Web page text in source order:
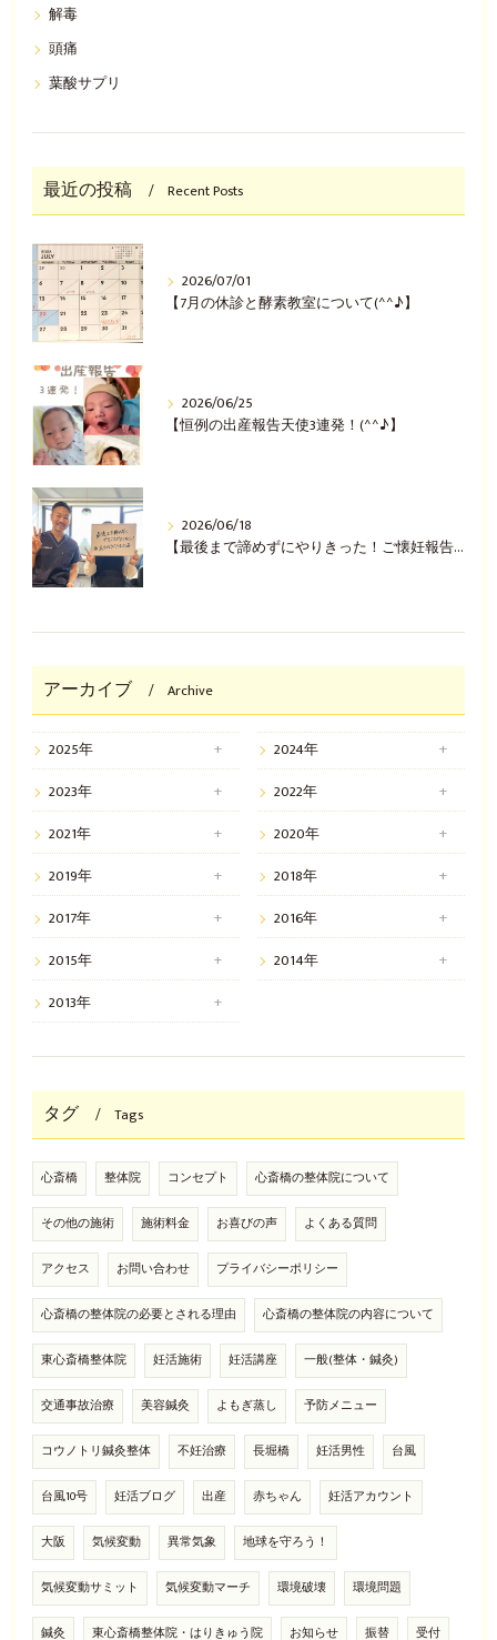
解毒
頭痛
葉酸サプリ
最近の投稿 Recent Posts
2026/07/01
【7月の休診と酵素教室について(^^♪】
2026/06/25
【恒例の出産報告天使3連発！(^^♪】
2026/06/18
【最後まで諦めずにやりきった！ご懐妊報告(^^♪】
アーカイブ Archive
2025年
2024年
2023年
2022年
2021年
2020年
2019年
2018年
2017年
2016年
2015年
2014年
2013年
タグ Tags
心斎橋 整体院 コンセプト 心斎橋の整体院について
その他の施術 施術料金 お喜びの声 よくある質問
アクセス お問い合わせ プライバシーポリシー
心斎橋の整体院の必要とされる理由 心斎橋の整体院の内容について
東心斎橋整体院 妊活施術 妊活講座 一般(整体・鍼灸)
交通事故治療 美容鍼灸 よもぎ蒸し 予防メニュー
コウノトリ鍼灸整体 不妊治療 長堀橋 妊活男性 台風
台風10号 妊活ブログ 出産 赤ちゃん 妊活アカウント
大阪 気候変動 異常気象 地球を守ろう！
気候変動サミット 気候変動マーチ 環境破壊 環境問題
鍼灸 東心斎橋整体院・はりきゅう院 お知らせ 振替 受付